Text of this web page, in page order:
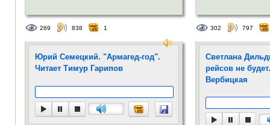
269 838 1 302 797
Юрий Семецкий. "Армагед-год".
Читает Тимур Гарипов
Светлана
рейсов не
Вербицкая